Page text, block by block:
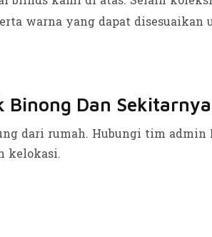
warna yang dapat
Binong Dan
dari rumah. Hubungi tim
kelokasi.